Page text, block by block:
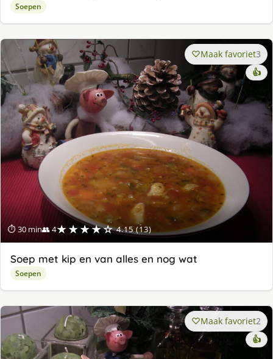
Soepen
⏱ 30 min👥 4★★★★☆ 4.15 (13)
Maak favoriet3
👍
Soep met kip en van alles en nog wat
Soepen
Maak favoriet2
👍